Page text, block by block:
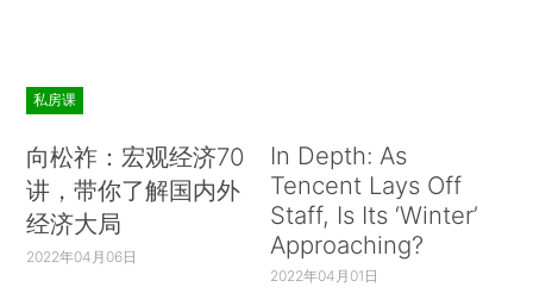
私房课
向松祚：宏观经济70
讲，带你了解国内外
经济大局
2022年04月06日
In Depth: As
Tencent Lays Off
Staff, Is Its ‘Winter’
Approaching?
2022年04月01日